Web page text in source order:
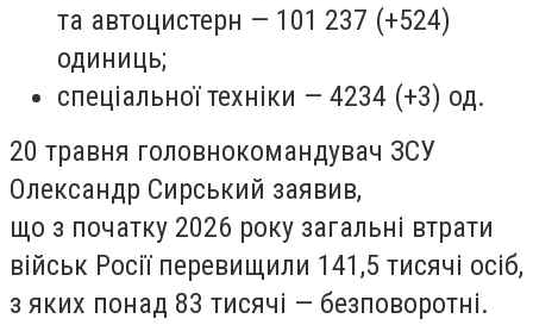
та автоцистерн — 101 237 (+524)
одиниць;
спеціальної техніки — 4234 (+3) од.
20 травня головнокомандувач ЗСУ
Олександр Сирський заявив,
що з початку 2026 року загальні втрати
військ Росії перевищили 141,5 тисячі осіб,
з яких понад 83 тисячі — безповоротні.